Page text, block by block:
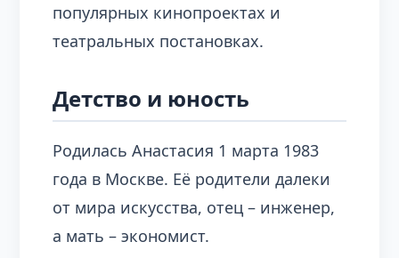
популярных кинопроектах и
театральных постановках.
Детство и юность
Родилась Анастасия 1 марта 1983
года в Москве. Её родители далеки
от мира искусства, отец – инженер,
а мать – экономист.